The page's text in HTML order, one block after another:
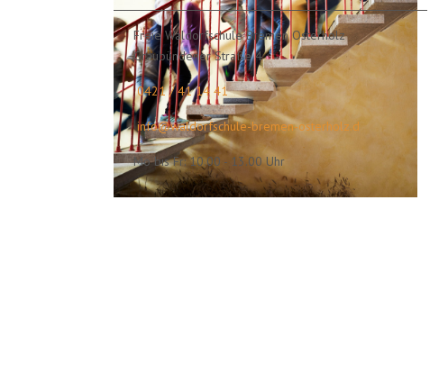
Freie Waldorfschule Bremen Osterholz
Graubündener Straße 4
0421 / 41 14 41
info@waldorfschule-bremen-osterholz.d
Mo bis Fr: 10.00 - 13.00 Uhr